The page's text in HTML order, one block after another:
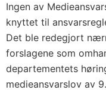
Ingen av
knyttet til
Det ble redegjort
forslagene som
departementets
medieansvarslov av